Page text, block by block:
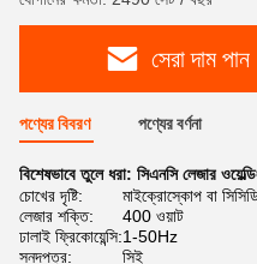
সেরা দাম পান
পণ্যের বিবরণ পণ্যের বর্ণনা
বিশেষভাবে তুলে ধরা: সিএনসি লেজার
চোখের দৃষ্টি:
মাইক্রোস্কোপ বা
লেজার শক্তি:
400 ওয়াট
ঢালাই ফ্রিকোয়েন্সি:1-50Hz
সনদপত্র:
সিই